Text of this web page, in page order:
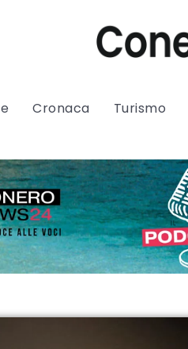
Cronaca Turismo